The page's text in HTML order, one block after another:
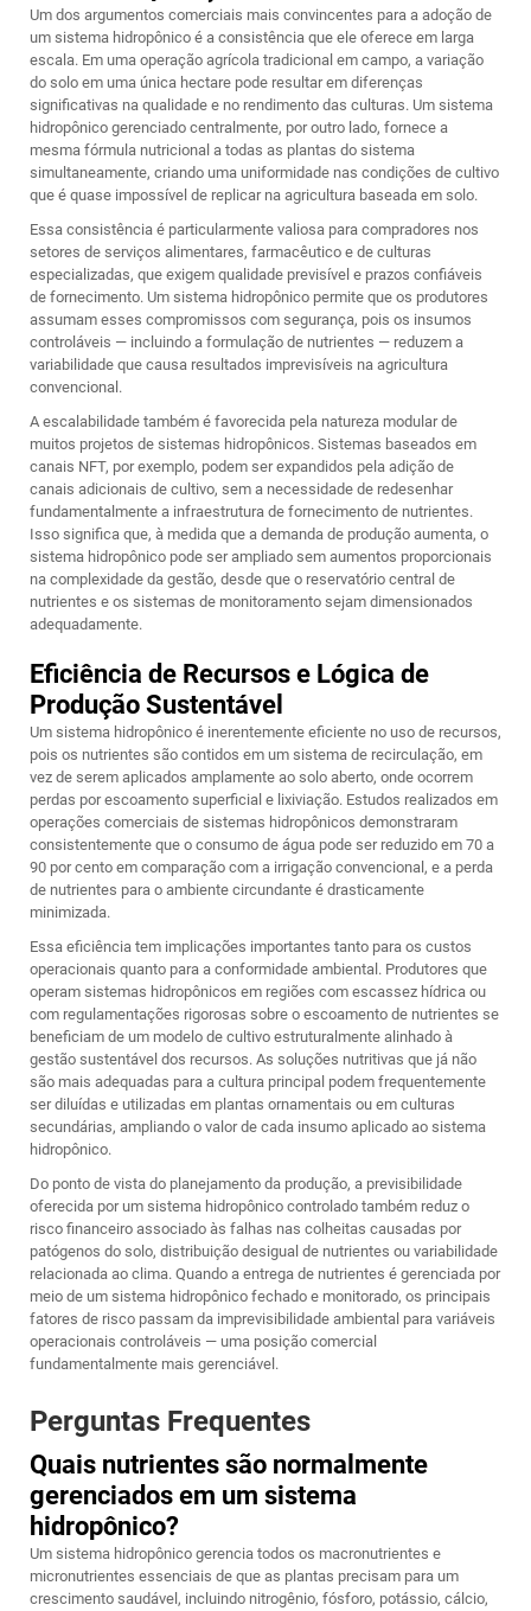
Um dos argumentos comerciais mais convincentes para a adoção de
um sistema hidropônico é a consistência que ele oferece em larga
escala. Em uma operação agrícola tradicional em campo, a variação
do solo em uma única hectare pode resultar em diferenças
significativas na qualidade e no rendimento das culturas. Um sistema
hidropônico gerenciado centralmente, por outro lado, fornece a
mesma fórmula nutricional a todas as plantas do sistema
simultaneamente, criando uma uniformidade nas condições de cultivo
que é quase impossível de replicar na agricultura baseada em solo.
Essa consistência é particularmente valiosa para compradores nos
setores de serviços alimentares, farmacêutico e de culturas
especializadas, que exigem qualidade previsível e prazos confiáveis
de fornecimento. Um sistema hidropônico permite que os produtores
assumam esses compromissos com segurança, pois os insumos
controláveis — incluindo a formulação de nutrientes — reduzem a
variabilidade que causa resultados imprevisíveis na agricultura
convencional.
A escalabilidade também é favorecida pela natureza modular de
muitos projetos de sistemas hidropônicos. Sistemas baseados em
canais NFT, por exemplo, podem ser expandidos pela adição de
canais adicionais de cultivo, sem a necessidade de redesenhar
fundamentalmente a infraestrutura de fornecimento de nutrientes.
Isso significa que, à medida que a demanda de produção aumenta, o
sistema hidropônico pode ser ampliado sem aumentos proporcionais
na complexidade da gestão, desde que o reservatório central de
nutrientes e os sistemas de monitoramento sejam dimensionados
adequadamente.
Eficiência de Recursos e Lógica de
Produção Sustentável
Um sistema hidropônico é inerentemente eficiente no uso de recursos,
pois os nutrientes são contidos em um sistema de recirculação, em
vez de serem aplicados amplamente ao solo aberto, onde ocorrem
perdas por escoamento superficial e lixiviação. Estudos realizados em
operações comerciais de sistemas hidropônicos demonstraram
consistentemente que o consumo de água pode ser reduzido em 70 a
90 por cento em comparação com a irrigação convencional, e a perda
de nutrientes para o ambiente circundante é drasticamente
minimizada.
Essa eficiência tem implicações importantes tanto para os custos
operacionais quanto para a conformidade ambiental. Produtores que
operam sistemas hidropônicos em regiões com escassez hídrica ou
com regulamentações rigorosas sobre o escoamento de nutrientes se
beneficiam de um modelo de cultivo estruturalmente alinhado à
gestão sustentável dos recursos. As soluções nutritivas que já não
são mais adequadas para a cultura principal podem frequentemente
ser diluídas e utilizadas em plantas ornamentais ou em culturas
secundárias, ampliando o valor de cada insumo aplicado ao sistema
hidropônico.
Do ponto de vista do planejamento da produção, a previsibilidade
oferecida por um sistema hidropônico controlado também reduz o
risco financeiro associado às falhas nas colheitas causadas por
patógenos do solo, distribuição desigual de nutrientes ou variabilidade
relacionada ao clima. Quando a entrega de nutrientes é gerenciada por
meio de um sistema hidropônico fechado e monitorado, os principais
fatores de risco passam da imprevisibilidade ambiental para variáveis
operacionais controláveis — uma posição comercial
fundamentalmente mais gerenciável.
Perguntas Frequentes
Quais nutrientes são normalmente
gerenciados em um sistema
hidropônico?
Um sistema hidropônico gerencia todos os macronutrientes e
micronutrientes essenciais de que as plantas precisam para um
crescimento saudável, incluindo nitrogênio, fósforo, potássio, cálcio,